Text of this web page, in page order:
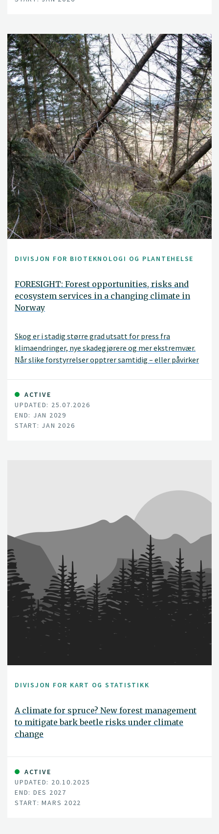
DIVISJON FOR BIOTEKNOLOGI OG PLANTEHELSE
FORESIGHT: Forest opportunities, risks and
ecosystem services in a changing climate in
Norway
Skog er i stadig større grad utsatt for press fra
klimaendringer, nye skadegjørere og mer ekstremvær.
Når slike forstyrrelser opptrer samtidig – eller påvirker
FORESIGHT-prosjektet tar mål av seg til å forstå
nettopp disse sammensatte utfordringene, og gjøre
kunnskapen nyttig i praksis.
ACTIVE
UPDATED: 25.07.2026
END: JAN 2029
START: JAN 2026
DIVISJON FOR KART OG STATISTIKK
A climate for spruce? New forest management
to mitigate bark beetle risks under climate
change
ACTIVE
UPDATED: 20.10.2025
END: DES 2027
START: MARS 2022